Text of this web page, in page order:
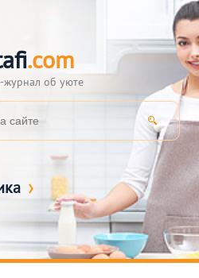
.com
об уюте